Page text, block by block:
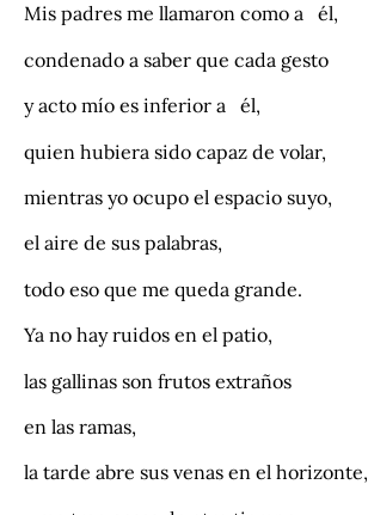
Mis padres me llamaron como a él,
condenado a saber que cada gesto
y acto mío es inferior a él,
quien hubiera sido capaz de volar,
mientras yo ocupo el espacio suyo,
el aire de sus palabras,
todo eso que me queda grande.
Ya no hay ruidos en el patio,
las gallinas son frutos extraños
en las ramas,
la tarde abre sus venas en el horizonte,